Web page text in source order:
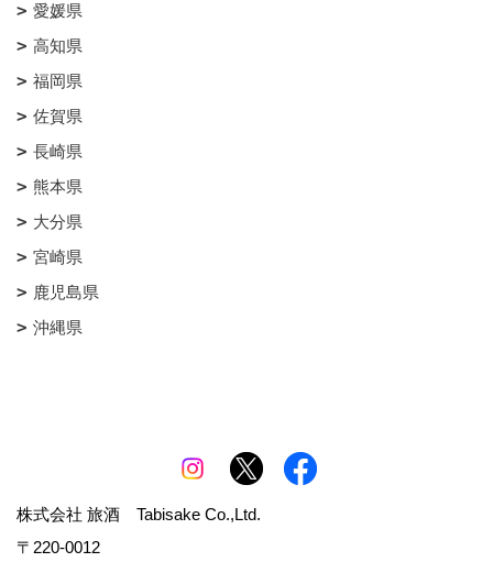
愛媛県
高知県
福岡県
佐賀県
長崎県
熊本県
大分県
宮崎県
鹿児島県
沖縄県
株式会社 旅酒 Tabisake Co.,Ltd.
〒220-0012